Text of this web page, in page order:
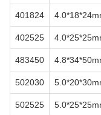
401824
402525
483450
502030
502525